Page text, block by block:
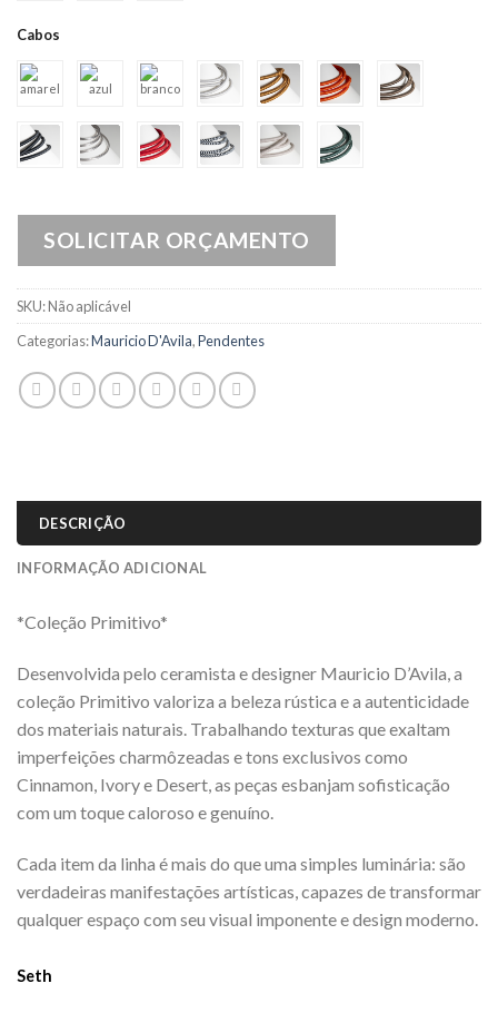
Cabos
SOLICITAR ORÇAMENTO
SKU:Não aplicável
Categorias:Mauricio D'Avila,Pendentes
DESCRIÇÃO
INFORMAÇÃO ADICIONAL
*Coleção Primitivo*
Desenvolvida pelo ceramista e designer Mauricio D’Avila, a
coleção Primitivo valoriza a beleza rústica e a autenticidade
dos materiais naturais. Trabalhando texturas que exaltam
imperfeições charmôzeadas e tons exclusivos como
Cinnamon, Ivory e Desert, as peças esbanjam sofisticação
com um toque caloroso e genuíno.
Cada item da linha é mais do que uma simples luminária: são
verdadeiras manifestações artísticas, capazes de transformar
qualquer espaço com seu visual imponente e design moderno.
Seth